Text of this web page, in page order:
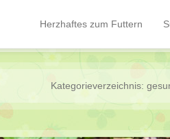
Hauptmenü
Springe zum Inhalt
Herzhaftes zum Futtern
Kategorieverzeichnis: